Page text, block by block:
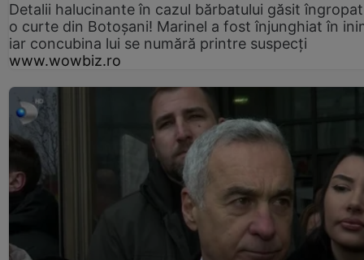
Detalii halucinante în cazul bărbatului găsit
o curte din Botoșani! Marinel a fost înjunghiat în
iar concubina lui se numără printre suspecți
www.wowbiz.ro